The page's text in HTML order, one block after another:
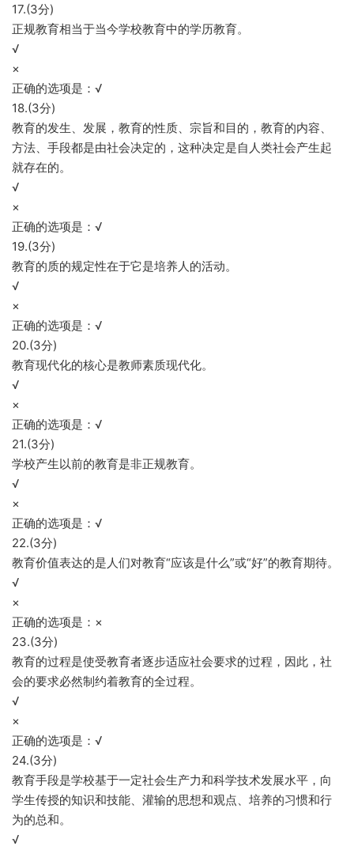
17.(3分)
正规教育相当于当今学校教育中的学历教育。
√
×
正确的选项是：√
18.(3分)
教育的发生、发展，教育的性质、宗旨和目的，教育的内容、
方法、手段都是由社会决定的，这种决定是自人类社会产生起
就存在的。
√
×
正确的选项是：√
19.(3分)
教育的质的规定性在于它是培养人的活动。
√
×
正确的选项是：√
20.(3分)
教育现代化的核心是教师素质现代化。
√
×
正确的选项是：√
21.(3分)
学校产生以前的教育是非正规教育。
√
×
正确的选项是：√
22.(3分)
教育价值表达的是人们对教育“应该是什么”或“好”的教育期待。
√
×
正确的选项是：×
23.(3分)
教育的过程是使受教育者逐步适应社会要求的过程，因此，社
会的要求必然制约着教育的全过程。
√
×
正确的选项是：√
24.(3分)
教育手段是学校基于一定社会生产力和科学技术发展水平，向
学生传授的知识和技能、灌输的思想和观点、培养的习惯和行
为的总和。
√